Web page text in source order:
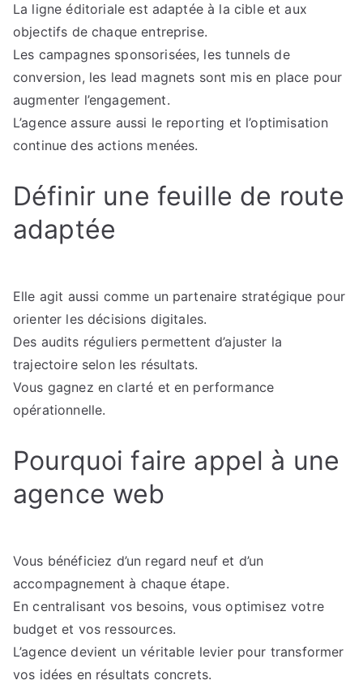
La ligne éditoriale est adaptée à la cible et aux
objectifs de chaque entreprise.
Les campagnes sponsorisées, les tunnels de
conversion, les lead magnets sont mis en place pour
augmenter l’engagement.
L’agence assure aussi le reporting et l’optimisation
continue des actions menées.
Définir une feuille de route
adaptée
Elle agit aussi comme un partenaire stratégique pour
orienter les décisions digitales.
Des audits réguliers permettent d’ajuster la
trajectoire selon les résultats.
Vous gagnez en clarté et en performance
opérationnelle.
Pourquoi faire appel à une
agence web
Vous bénéficiez d’un regard neuf et d’un
accompagnement à chaque étape.
En centralisant vos besoins, vous optimisez votre
budget et vos ressources.
L’agence devient un véritable levier pour transformer
vos idées en résultats concrets.